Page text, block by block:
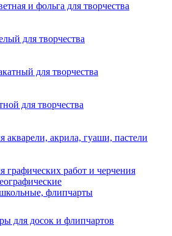
и фольга для творчества
для творчества
для творчества
для творчества
акварели, акрила, гуаши, пастели
графических работ и черчения
флипчарты
для досок и флипчартов